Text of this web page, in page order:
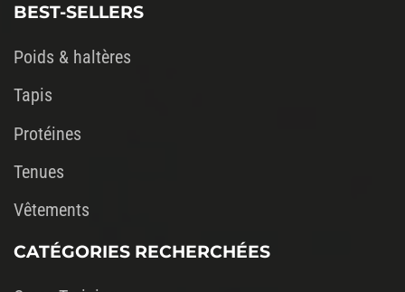
BEST-SELLERS
Poids & haltères
Tapis
Protéines
Tenues
Vêtements
CATÉGORIES RECHERCHÉES